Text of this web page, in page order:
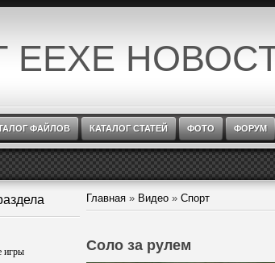
EEXE
ФАЙЛОВ КАТАЛОГ СТАТЕЙ ФОТО ФОРУМ
игры
Главная » Видео » Спорт
Соло за рулем